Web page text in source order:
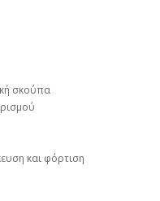
σκούπα
και φόρτιση